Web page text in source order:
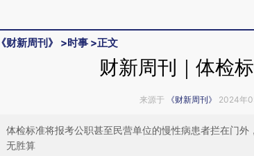
《财新周刊》 >时事 >正文
财新周刊｜体检
来源于 《财新周刊》 2024年
体检标准将报考公职甚至民营单位的慢性病患者拦在门
无胜算